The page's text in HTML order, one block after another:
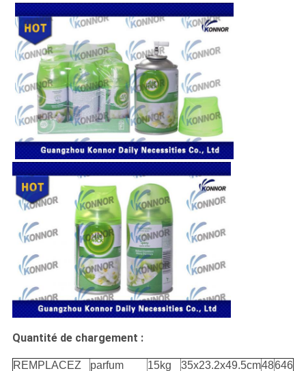
Quantité de chargement :
REMPLACEZ parfum 15kg 35x23.2x49.5cm48646